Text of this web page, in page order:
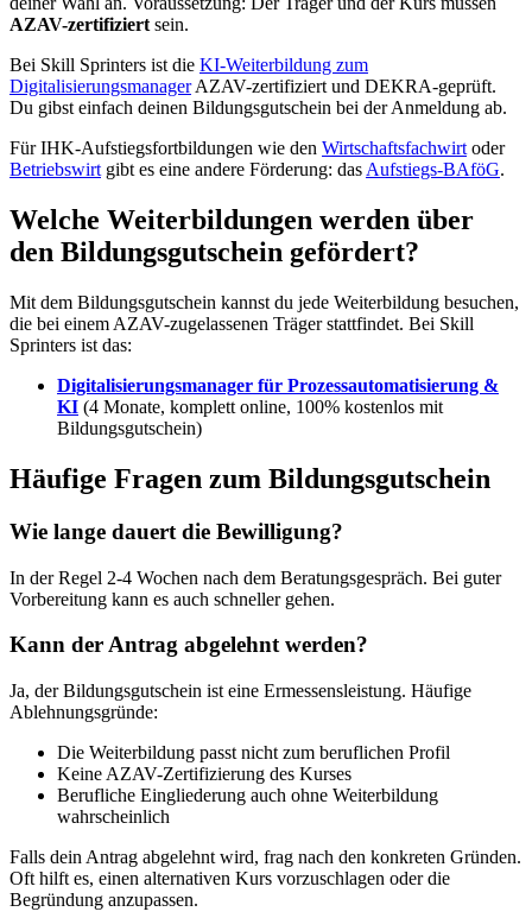
AZAV-zertifiziert sein.
Bei Skill Sprinters ist die KI-Weiterbildung zum
DigitalisierungsmanagerAZAV-zertifiziert und DEKRA-geprüft.
Du gibst einfach deinen Bildungsgutschein bei der Anmeldung ab.
Für IHK-Aufstiegsfortbildungen wie den Wirtschaftsfachwirt oder
Betriebswirt gibt es eine andere Förderung: das Aufstiegs-BAföG.
Welche Weiterbildungen werden über
den Bildungsgutschein gefördert?
Mit dem Bildungsgutschein kannst du jede Weiterbildung besuchen,
die bei einem AZAV-zugelassenen Träger stattfindet. Bei Skill
Sprinters ist das:
Digitalisierungsmanager für Prozessautomatisierung &
KI (4 Monate, komplett online, 100% kostenlos mit
Bildungsgutschein)
Häufige Fragen zum Bildungsgutschein
Wie lange dauert die Bewilligung?
In der Regel 2-4 Wochen nach dem Beratungsgespräch. Bei guter
Vorbereitung kann es auch schneller gehen.
Kann der Antrag abgelehnt werden?
Ja, der Bildungsgutschein ist eine Ermessensleistung. Häufige
Ablehnungsgründe:
Die Weiterbildung passt nicht zum beruflichen Profil
Keine AZAV-Zertifizierung des Kurses
Berufliche Eingliederung auch ohne Weiterbildung
wahrscheinlich
Falls dein Antrag abgelehnt wird, frag nach den konkreten Gründen.
Oft hilft es, einen alternativen Kurs vorzuschlagen oder die
Begründung anzupassen.